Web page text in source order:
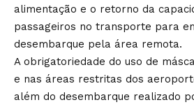
alimentação e o retorno da
passageiros no transporte para
desembarque pela área remota.
A obrigatoriedade do uso de
e nas áreas restritas dos
além do desembarque realizado